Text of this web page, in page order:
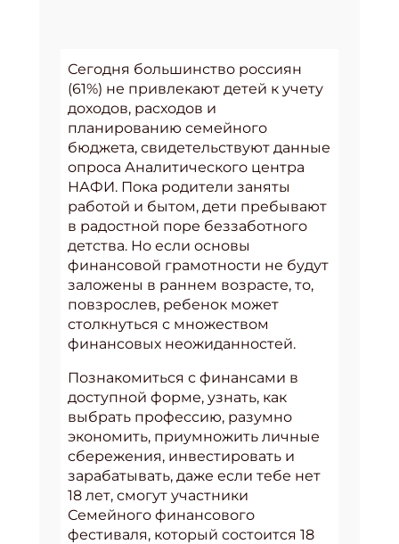
Сегодня большинство россиян
(61%) не привлекают детей к учету
доходов, расходов и
планированию семейного
бюджета, свидетельствуют данные
опроса Аналитического центра
НАФИ. Пока родители заняты
работой и бытом, дети пребывают
в радостной поре беззаботного
детства. Но если основы
финансовой грамотности не будут
заложены в раннем возрасте, то,
повзрослев, ребенок может
столкнуться с множеством
финансовых неожиданностей.
Познакомиться с финансами в
доступной форме, узнать, как
выбрать профессию, разумно
экономить, приумножить личные
сбережения, инвестировать и
зарабатывать, даже если тебе нет
18 лет, смогут участники
Семейного финансового
фестиваля, который состоится 18